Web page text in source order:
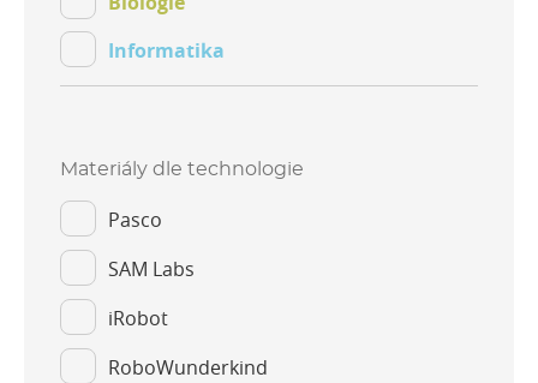
Informatika
Materiály dle technologie
Pasco
SAM Labs
iRobot
RoboWunderkind